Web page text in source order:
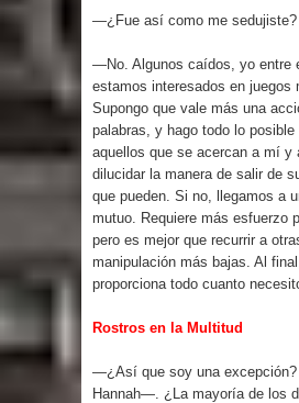
—¿Fue así como me sedujiste?
—No. Algunos caídos, yo entre
estamos interesados en juegos
Supongo que vale más una
palabras, y hago todo lo
aquellos que se acercan a mí y
dilucidar la manera de salir de
que pueden. Si no, llegamos a
mutuo. Requiere más esfuerzo
pero es mejor que recurrir a
manipulación más bajas. Al
proporciona todo cuanto
Rostros en la Multitud
—¿Así que soy una
Hannah—. ¿La mayoría de los